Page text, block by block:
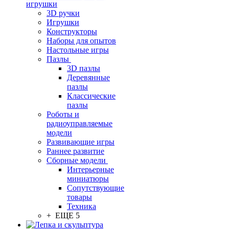
игрушки
3D ручки
Игрушки
Конструкторы
Наборы для опытов
Настольные игры
Пазлы
3D пазлы
Деревянные
пазлы
Классические
пазлы
Роботы и
радиоуправляемые
модели
Развивающие игры
Раннее развитие
Сборные модели
Интерьерные
миниатюры
Сопутствующие
товары
Техника
+ ЕЩЕ 5